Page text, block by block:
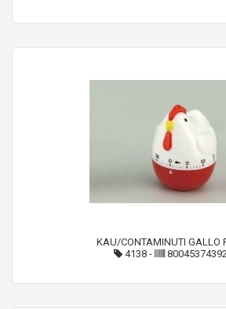
KAU/CONTAMINUTI GALLO
4138-